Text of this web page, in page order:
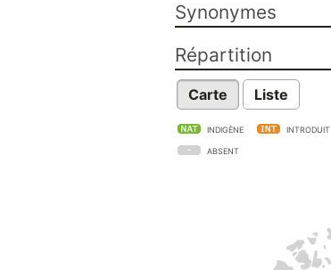
Synonymes
Répartition
Carte Liste
INDIGÈNE INTRODUIT
ABSENT